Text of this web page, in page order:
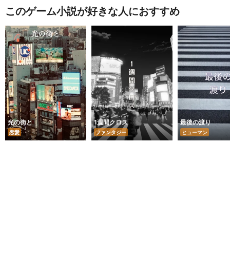
このゲーム小説が好きな人におすすめ
光の街と
恋愛
1週間クロス
ファンタジー
最後の渡り
ヒューマン